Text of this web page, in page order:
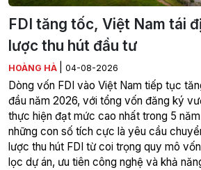
FDI tăng tốc, Việt Nam tái
lược thu hút đầu tư
HOÀNG HÀ 04-08-2026
Dòng vốn FDI vào Việt Nam tiếp tục
đầu năm 2026, với tổng vốn đăng ký
thực hiện đạt mức cao nhất trong 5
những con số tích cực là yêu cầu
lược thu hút FDI từ coi trọng quy mô
lọc dự án, ưu tiên công nghệ và khả